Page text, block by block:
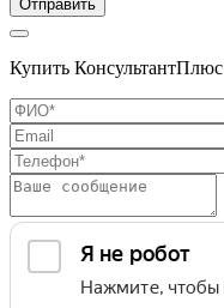
Отправить
Купить КонсультантПлюс